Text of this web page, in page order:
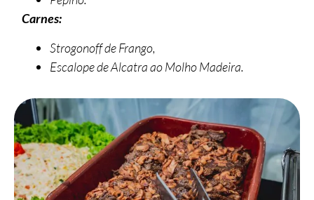
Carnes:
Strogonoff de Frango,
Escalope de Alcatra ao Molho Madeira.